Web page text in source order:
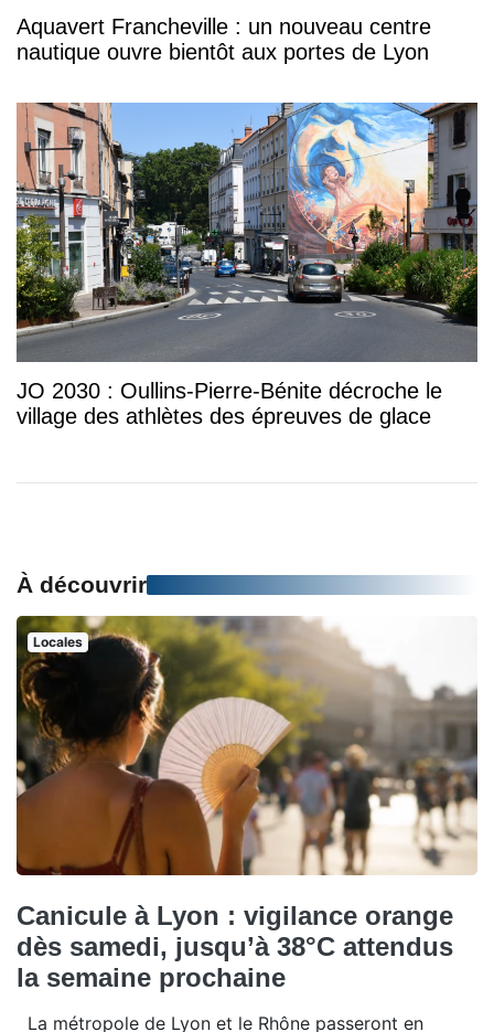
Aquavert Francheville : un nouveau centre
nautique ouvre bientôt aux portes de Lyon
JO 2030 : Oullins-Pierre-Bénite décroche le
village des athlètes des épreuves de glace
À découvrir
Locales
Canicule à Lyon : vigilance orange
dès samedi, jusqu’à 38°C attendus
la semaine prochaine
La métropole de Lyon et le Rhône passeront en